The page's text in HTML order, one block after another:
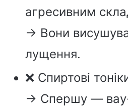
агресивним
→ Вони
лущення.
❌ Спиртові
→ Спершу —